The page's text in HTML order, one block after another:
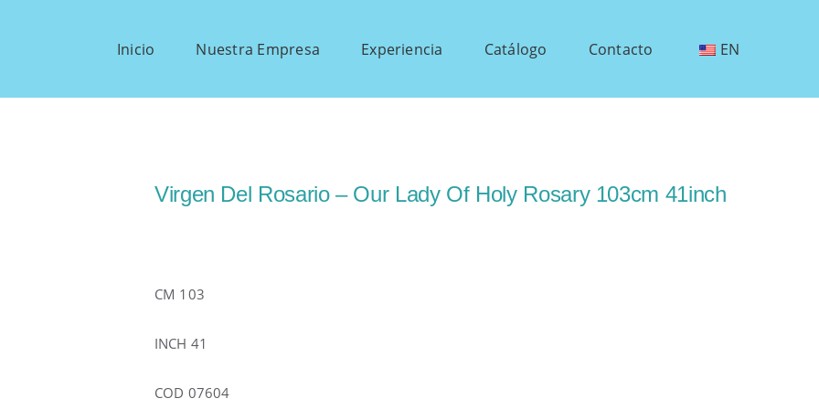
Inicio Nuestra Empresa Experiencia Catálogo Contacto EN
Virgen Del Rosario – Our Lady Of Holy Rosary 103cm 41inch
CM 103
INCH 41
COD 07604